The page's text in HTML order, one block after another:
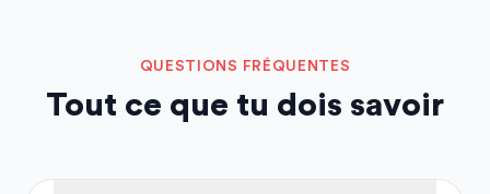
QUESTIONS FRÉQUENTES
Tout ce que tu dois savoir